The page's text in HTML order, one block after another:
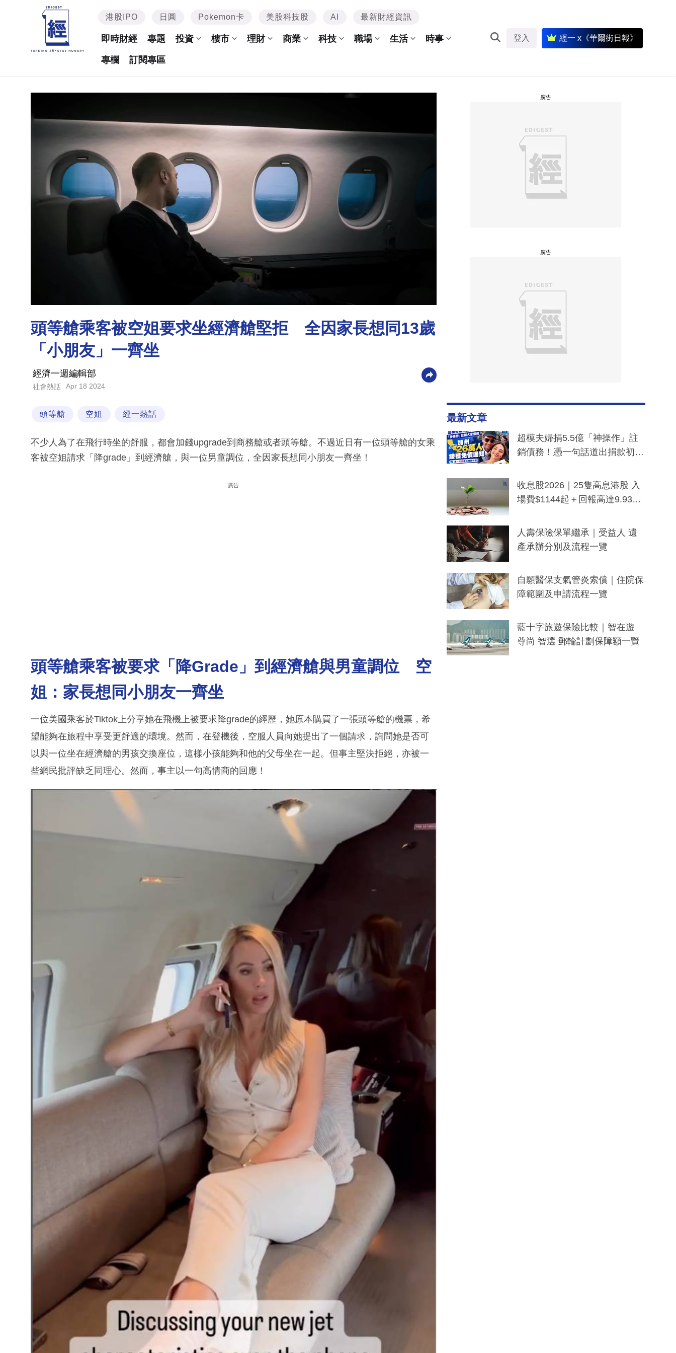
港股IPO 日圓 Pokemon卡 美股科技股 AI 最新財經資訊
即時財經 專題 投資 樓市 理財 商業 科技 職場 生活 時事
專欄 訂閱專區
登入 經一 x《華爾街日報》
頭等艙乘客被空姐要求坐經濟艙堅拒 全因家長想同13歲
「小朋友」一齊坐
經濟一週編輯部
社會熱話 Apr 18 2024
頭等艙 空姐 經一熱話
不少人為了在飛行時坐的舒服，都會加錢upgrade到商務艙或者頭等艙。不過近日有一位頭等艙的女乘
客被空姐請求「降grade」到經濟艙，與一位男童調位，全因家長想同小朋友一齊坐！
廣告
頭等艙乘客被要求「降Grade」到經濟艙與男童調位 空
姐：家長想同小朋友一齊坐
一位美國乘客於Tiktok上分享她在飛機上被要求降grade的經歷，她原本購買了一張頭等艙的機票，希
望能夠在旅程中享受更舒適的環境。然而，在登機後，空服人員向她提出了一個請求，詢問她是否可
以與一位坐在經濟艙的男孩交換座位，這樣小孩能夠和他的父母坐在一起。但事主堅決拒絕，亦被一
些網民批評缺乏同理心。然而，事主以一句高情商的回應！
廣告
廣告
最新文章
超模夫婦捐5.5億「神操作」註
銷債務！憑一句話道出捐款初
一度被誤當詐騙手段
收息股2026｜25隻高息港股 入
場費$1144起＋回報高達9.93
人壽保險保單繼承｜受益人 遺
產承辦分別及流程一覽
自願醫保支氣管炎索償｜住院保
障範圍及申請流程一覽
藍十字旅遊保險比較｜智在遊
尊尚 智選 郵輪計劃保障額一覽